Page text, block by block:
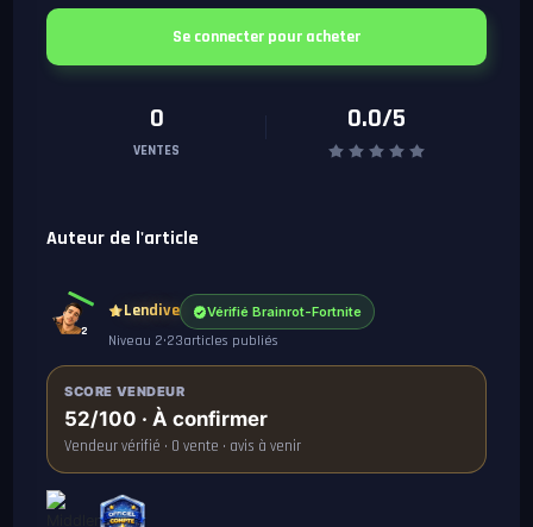
Se connecter pour acheter
0
VENTES
0.0/5
Auteur de l'article
2
Lendive Vérifié Brainrot-Fortnite
Niveau 2•23articles publiés
SCORE VENDEUR
52/100 · À confirmer
Vendeur vérifié · 0 vente · avis à venir